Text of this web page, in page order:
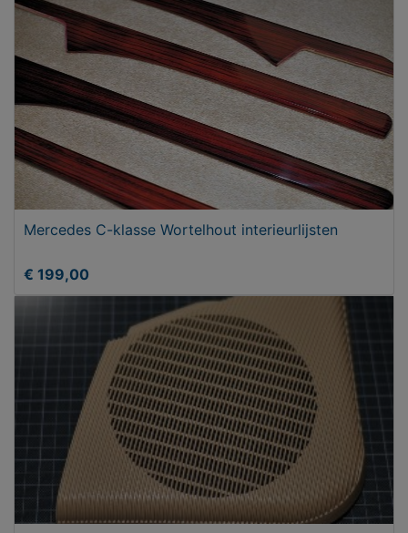
Mercedes C-klasse Wortelhout interieurlijsten
€ 199,00